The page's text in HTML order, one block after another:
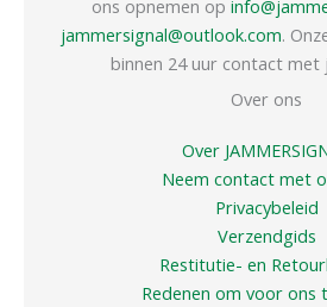
ons opnemen op
jammersignal@outlook.com.
binnen 24 uur contact met
Over ons
Over
Neem contact met
Privacybeleid
Verzendgids
Restitutie- en
Redenen om voor ons